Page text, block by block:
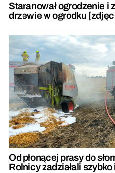
Staranował ogrodzenie i
drzewie w ogródku
Od płonącej prasy do
Rolnicy zadziałali szybko